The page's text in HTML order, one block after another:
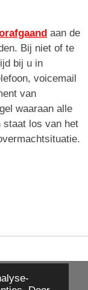
aan de
Bij niet of te
bij u in
voicemail
van
waaraan alle
staat los van het